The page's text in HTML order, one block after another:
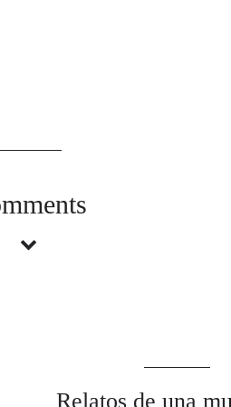
Relatos de una